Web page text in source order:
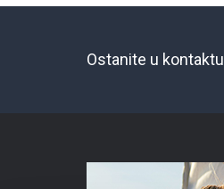
Ostanite u kontaktu